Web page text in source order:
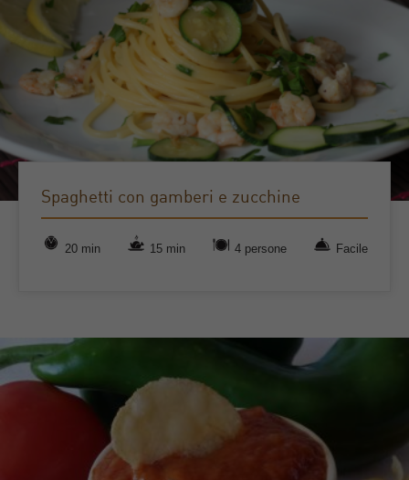
Spaghetti con gamberi e zucchine
20 min 15 min 4 persone Facile